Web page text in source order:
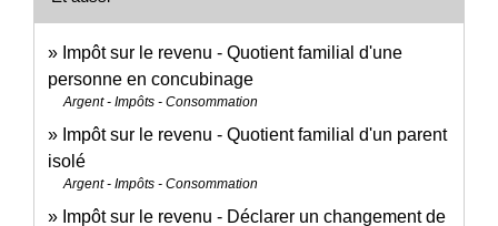
Impôt sur le revenu - Quotient familial d'une
personne en concubinage
Argent - Impôts - Consommation
Impôt sur le revenu - Quotient familial d'un parent
isolé
Argent - Impôts - Consommation
Impôt sur le revenu - Déclarer un changement de